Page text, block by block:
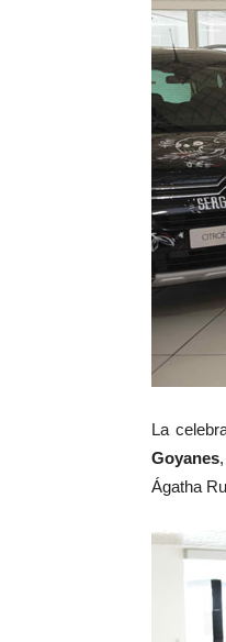
La
Goyanes
Ágatha